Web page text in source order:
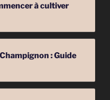
à cultiver
: Guide